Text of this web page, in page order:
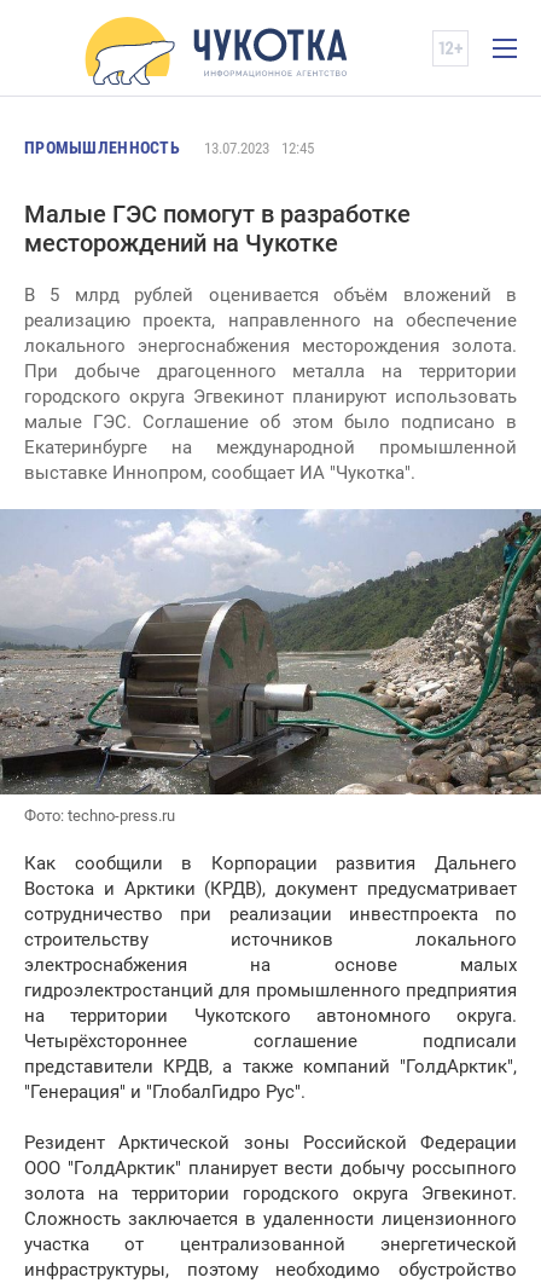
ПРОМЫШЛЕННОСТЬ 13.07.2023 12:45
Малые ГЭС помогут в разработке
месторождений на Чукотке
В 5 млрд рублей оценивается объём вложений в
реализацию проекта, направленного на обеспечение
локального энергоснабжения месторождения золота.
При добыче драгоценного металла на территории
городского округа Эгвекинот планируют использовать
малые ГЭС. Соглашение об этом было подписано в
Екатеринбурге на международной промышленной
выставке Иннопром, сообщает ИА "Чукотка".
Фото: techno-press.ru
Как сообщили в Корпорации развития Дальнего
Востока и Арктики (КРДВ), документ предусматривает
сотрудничество при реализации инвестпроекта по
строительству источников локального
электроснабжения на основе малых
гидроэлектростанций для промышленного предприятия
на территории Чукотского автономного округа.
Четырёхстороннее соглашение подписали
представители КРДВ, а также компаний "ГолдАрктик",
"Генерация" и "ГлобалГидро Рус".
Резидент Арктической зоны Российской Федерации
ООО "ГолдАрктик" планирует вести добычу россыпного
золота на территории городского округа Эгвекинот.
Сложность заключается в удаленности лицензионного
участка от централизованной энергетической
инфраструктуры, поэтому необходимо обустройство